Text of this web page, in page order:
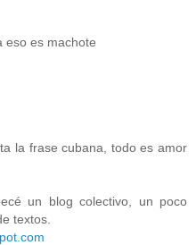
eso es machote
la frase cubana, todo es amor
un blog colectivo, un poco
textos.